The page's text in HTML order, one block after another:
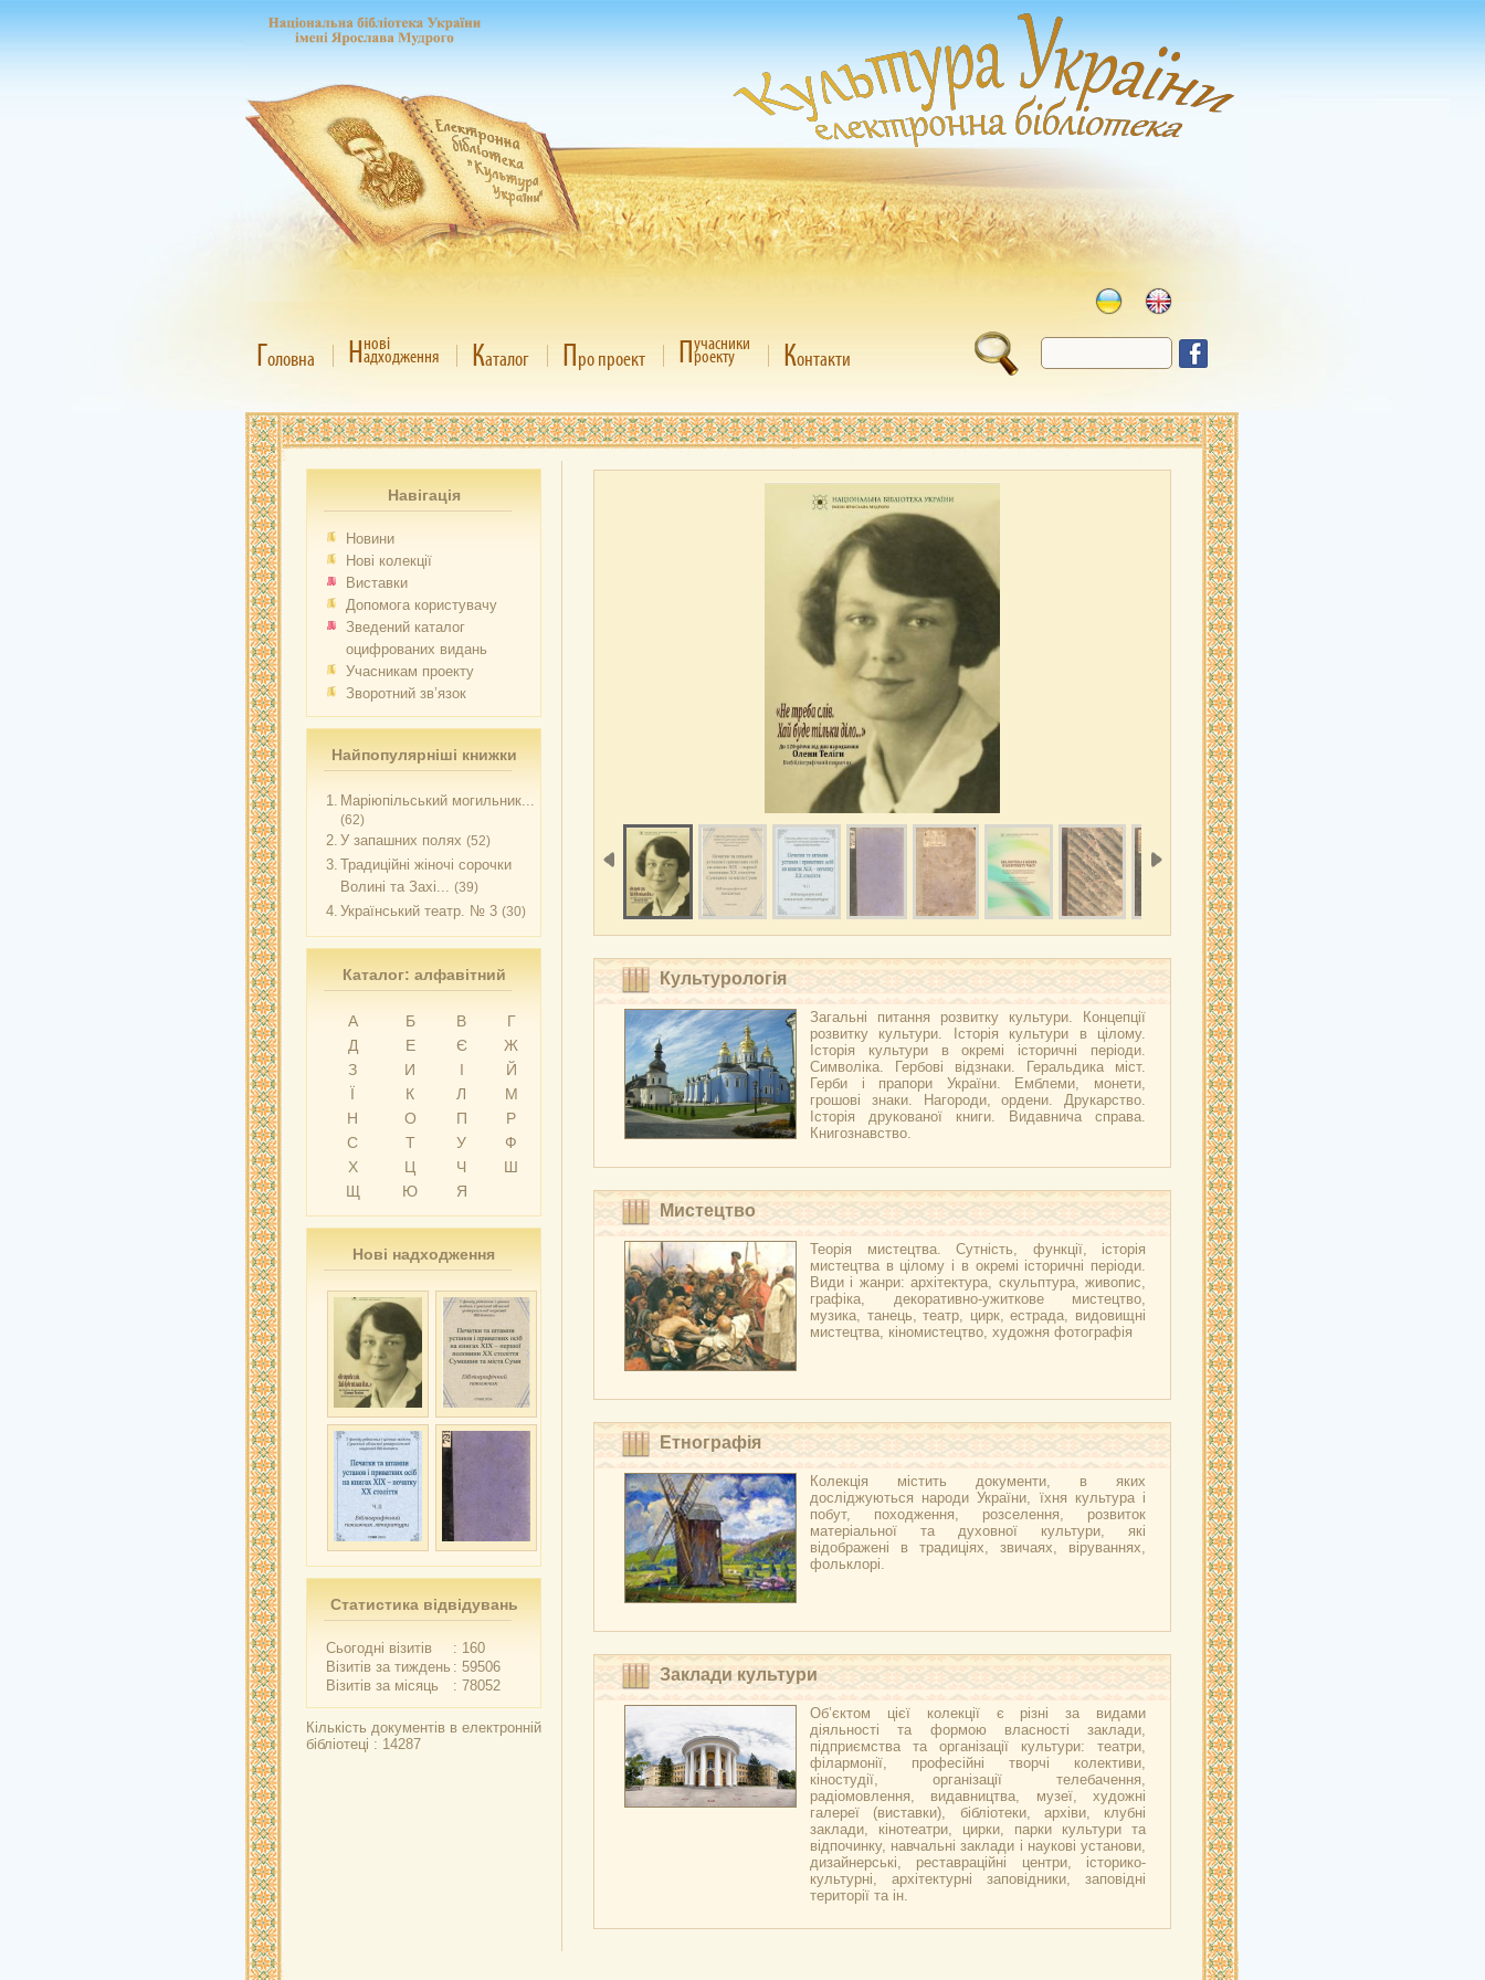
Головна Ннові
адходження Каталог Про проект Пучасники
роекту Контакти
Навігація
Новини
Нові колекції
Виставки
Допомога користувачу
Зведений каталог
оцифрованих видань
Учасникам проекту
Зворотний зв’язок
Найпопулярніші книжки
1. Маріюпільський могильник...
(62)
2. У запашних полях (52)
3. Традиційні жіночі сорочки
Волині та Захі... (39)
4. Український театр. № 3 (30)
Каталог: алфавітний
А Б В
Г
Д
Е Є
Ж
З
И І
Й
Ї
К Л
М
Н
О П
Р
С
Т У
Ф
Х
Ц Ч
Ш
Щ
Ю Я
Нові надходження
Статистика відвідувань
Сьогодні візитів
: 160
Візитів за тиждень : 59506
Візитів за місяць
: 78052
Кількість документів в електронній
бібліотеці : 14287
Культурологія
Загальні питання розвитку культури. Концепції
розвитку культури. Історія культури в цілому.
Історія культури в окремі історичні періоди.
Символіка. Гербові відзнаки. Геральдика міст.
Герби і прапори України. Емблеми, монети,
грошові знаки. Нагороди, ордени. Друкарство.
Історія друкованої книги. Видавнича справа.
Книгознавство.
Мистецтво
Теорія мистецтва. Сутність, функції, історія
мистецтва в цілому і в окремі історичні періоди.
Види і жанри: архітектура, скульптура, живопис,
графіка, декоративно-ужиткове мистецтво,
музика, танець, театр, цирк, естрада, видовищні
мистецтва, кіномистецтво, художня фотографія
Етнографія
Колекція містить документи, в яких
досліджуються народи України, їхня культура і
побут, походження, розселення, розвиток
матеріальної та духовної культури, які
відображені в традиціях, звичаях, віруваннях,
фольклорі.
Заклади культури
Об’єктом цієї колекції є різні за видами
діяльності та формою власності заклади,
підприємства та організації культури: театри,
філармонії, професійні творчі колективи,
кіностудії, організації телебачення,
радіомовлення, видавництва, музеї, художні
галереї (виставки), бібліотеки, архіви, клубні
заклади, кінотеатри, цирки, парки культури та
відпочинку, навчальні заклади і наукові установи,
дизайнерські, реставраційні центри, історико-
культурні, архітектурні заповідники, заповідні
території та ін.